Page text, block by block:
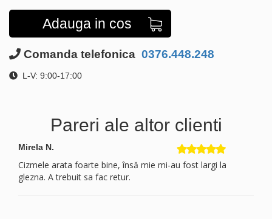
Adauga in cos
Comanda telefonica 0376.448.248
L-V: 9:00-17:00
Pareri ale altor clienti
Mirela N.
Cizmele arata foarte bine, însă mie mi-au fost largi la
glezna. A trebuit sa fac retur.